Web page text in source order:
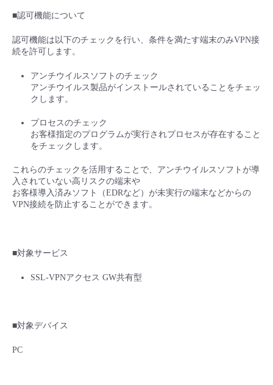
- 登録情報の管理
- APIリファレンス
- クラウド / サーバー
- Flexible InterConnect
- vUTM2
- その他
■認可機能について
認可機能は以下のチェックを行い、条件を満たす端末のみVPN接
続を許可します。
アンチウイルスソフトのチェック
アンチウイルス製品がインストールされていることをチェッ
クします。
プロセスのチェック
お客様指定のプログラムが実行されプロセスが存在すること
をチェックします。
これらのチェックを活用することで、アンチウイルスソフトが導
入されていない高リスクの端末や
お客様導入済みソフト（EDRなど）が未実行の端末などからの
VPN接続を防止することができます。
■対象サービス
SSL-VPNアクセス GW共有型
■対象デバイス
PC